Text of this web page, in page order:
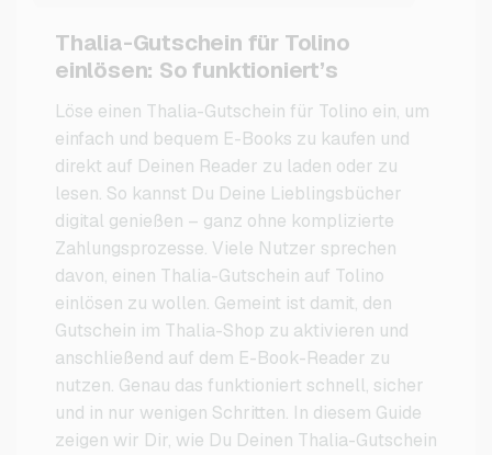
Thalia-Gutschein für Tolino
einlösen: So funktioniert’s
Löse einen Thalia-Gutschein für Tolino ein, um
einfach und bequem E-Books zu kaufen und
direkt auf Deinen Reader zu laden oder zu
lesen. So kannst Du Deine Lieblingsbücher
digital genießen – ganz ohne komplizierte
Zahlungsprozesse. Viele Nutzer sprechen
davon, einen Thalia-Gutschein auf Tolino
einlösen zu wollen. Gemeint ist damit, den
Gutschein im Thalia-Shop zu aktivieren und
anschließend auf dem E-Book-Reader zu
nutzen. Genau das funktioniert schnell, sicher
und in nur wenigen Schritten. In diesem Guide
zeigen wir Dir, wie Du Deinen Thalia-Gutschein